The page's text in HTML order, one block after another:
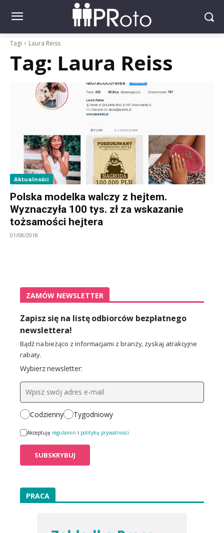
Tagi Laura Reiss
Tag: Laura Reiss
Aktualności
Polska modelka walczy z hejtem.
Wyznaczyła 100 tys. zł za wskazanie
tożsamości hejtera
01/08/2018
ZAMÓW NEWSLETTER
Zapisz się na listę odbiorców bezpłatnego
newslettera!
Bądź na bieżąco z informacjami z branży, zyskaj atrakcyjne
rabaty.
Wybierz newsletter:
Codzienny Tygodniowy
Akceptuję regulamin i politykę prywatności
PRACA